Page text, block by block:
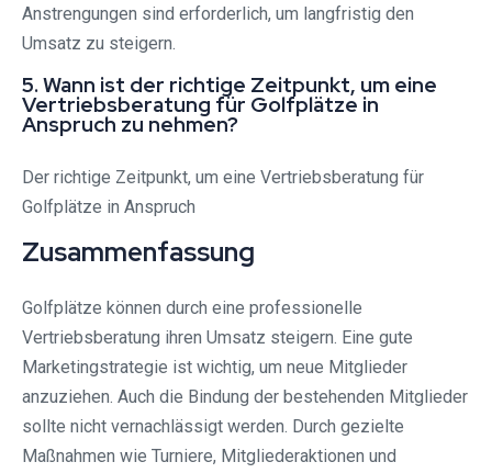
Anstrengungen sind erforderlich, um langfristig den
Umsatz zu steigern.
5. Wann ist der richtige Zeitpunkt, um eine
Vertriebsberatung für Golfplätze in
Anspruch zu nehmen?
Der richtige Zeitpunkt, um eine Vertriebsberatung für
Golfplätze in Anspruch
Zusammenfassung
Golfplätze können durch eine professionelle
Vertriebsberatung ihren Umsatz steigern. Eine gute
Marketingstrategie ist wichtig, um neue Mitglieder
anzuziehen. Auch die Bindung der bestehenden Mitglieder
sollte nicht vernachlässigt werden. Durch gezielte
Maßnahmen wie Turniere, Mitgliederaktionen und